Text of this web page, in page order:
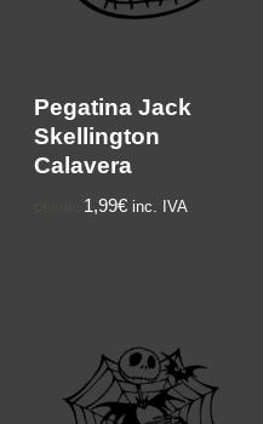
Pegatina Jack
Skellington
Calavera
1,99€ inc. IVA